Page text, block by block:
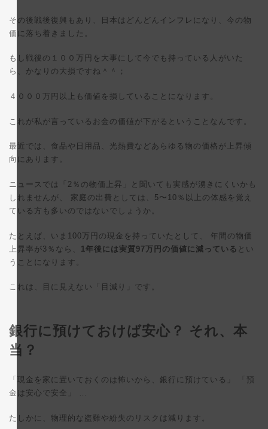
その後戦後復興もあり、日本はどんどんインフレになり、今の物
価に落ち着きました。
もし戦後の１００万円を大事にして今でも持っている人がいた
ら、かなりの大損ですね＾＾；
４０００万円以上も価値を損していることになります。
これが私が言っているお金の価値が下がるということなんです。
最近では、食品や日用品、光熱費などあらゆる物の価格が上昇傾
向にあります。
ニュースでは「2％の物価上昇」と聞いても実感が湧きにくいかも
しれませんが、 家庭の出費としては、5〜10％以上の体感を覚え
ている方も多いのではないでしょうか。
たとえば、いま100万円の現金を持っていたとして、 年間の物価
上昇率が3％なら、 1年後には実質97万円の価値に減っている とい
うことになります。
これは、目に見えない「目減り」です。
銀行に預けておけば安心？ それ、本
当？
「現金を家に置いておくのは怖いから、銀行に預けている」 「預
金は安心で安全」 …
たしかに、物理的な盗難や紛失のリスクは減ります。